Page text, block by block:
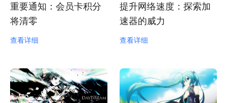
重要通知：会员卡积分
将清零
查看详细
提升网络速度：探索加
速器的威力
查看详细